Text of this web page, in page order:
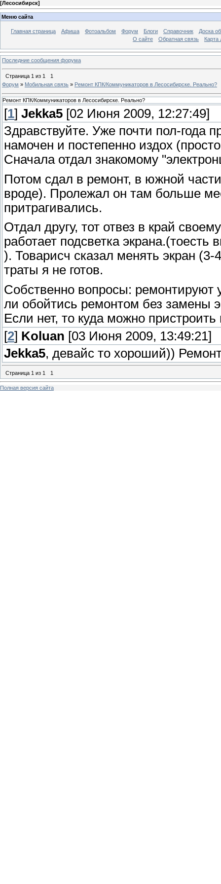
[Лесосибирск]
Меню сайта
Главная страница Афиша Фотоальбом Форум Блоги Справочник
Доска
О сайте
Обратная связь Карта
Последние сообщения форума
Страница 1 из 1
1
Форум » Мобильная связь » Ремонт КПК/Коммуникаторов в Лесосибирске. Реально?
Ремонт КПК/Коммуникаторов в Лесосибирске. Реально?
[1] Jekka5 [02 Июня 2009, 12:27:49]
Здравствуйте. Уже почти пол-года
намочен и постепенно издох
Сначала отдал знакомому
Потом сдал в ремонт, в южной
вроде). Пролежал он там больше
притрагивались.
Отдал другу, тот отвез в край
работает подсветка
). Товарисч сказал менять экран (3-
траты я не готов.
Собственно вопросы:
ли обойтись ремонтом без замены
Если нет, то куда можно пристроить
[2] Koluan [03 Июня 2009, 13:49:21]
Jekka5, девайс то хороший))
Страница 1 из 1 1
Полная версия сайта